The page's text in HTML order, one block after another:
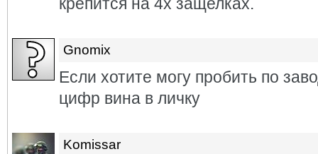
Gnomix
Если хотите могу пробить по
цифр вина в личку
Komissar